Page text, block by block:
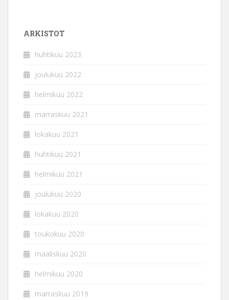
ARKISTOT
huhtikuu 2023
joulukuu 2022
helmikuu 2022
marraskuu 2021
lokakuu 2021
huhtikuu 2021
helmikuu 2021
joulukuu 2020
lokakuu 2020
toukokuu 2020
maaliskuu 2020
helmikuu 2020
marraskuu 2019